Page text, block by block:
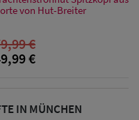
von Hut-Breiter
€
€
IN MÜNCHEN